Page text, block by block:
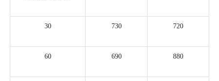
30 730 720
60 690 880